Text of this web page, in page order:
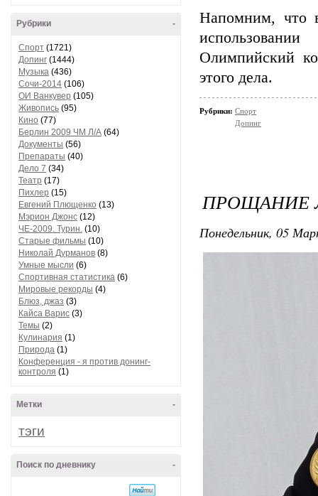
-
Рубрики
Спорт (1721)
Допинг (1444)
Музыка (436)
Сочи-2014 (106)
ОИ Ванкувер (105)
Живопись (95)
Кино (77)
Берлин 2009 ЧМ Л/А (64)
Документы (56)
Препараты (40)
Дело 7 (34)
Театр (17)
Пихлер (15)
Евгений Плющенко (13)
Мэрион Джонс (12)
ЧЕ-2009. Турин. (10)
Старые фильмы (10)
Николай Дурманов (8)
Умные мысли (6)
Спортивная статистика (6)
Мировые рекорды (4)
Блюз, джаз (3)
Кайса Варис (3)
Темы (2)
Кулинария (1)
Природа (1)
Конференция - я против донинг-
контроля (1)
-
Метки
тэги
-
Поиск по дневнику
Напомним, что
Олимпийский
этого дела.
Рубрики: Спорт
Допинг
ПРОЩАНИЕ
Понедельник, 05